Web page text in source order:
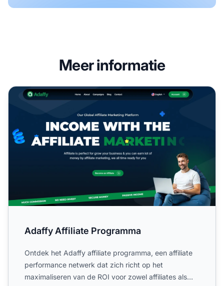
Meer informatie
Adaffy Affiliate Programma
Adaffy Affiliate Programma
Ontdek het Adaffy affiliate programma, een affiliate
performance netwerk dat zich richt op het
maximaliseren van de ROI voor zowel affiliates als